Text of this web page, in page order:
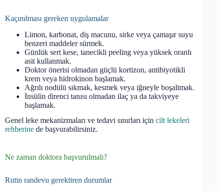
Kaçınılması gereken uygulamalar
Limon, karbonat, diş macunu, sirke veya çamaşır suyu
benzeri maddeler sürmek.
Günlük sert kese, tanecikli peeling veya yüksek oranlı
asit kullanmak.
Doktor önerisi olmadan güçlü kortizon, antibiyotikli
krem veya hidrokinon başlamak.
Ağrılı nodülü sıkmak, kesmek veya iğneyle boşaltmak.
İnsülin direnci tanısı olmadan ilaç ya da takviyeye
başlamak.
Genel leke mekanizmaları ve tedavi sınırları için cilt lekeleri
rehberine de başvurabilirsiniz.
Ne zaman doktora başvurulmalı?
Rutin randevu gerektiren durumlar